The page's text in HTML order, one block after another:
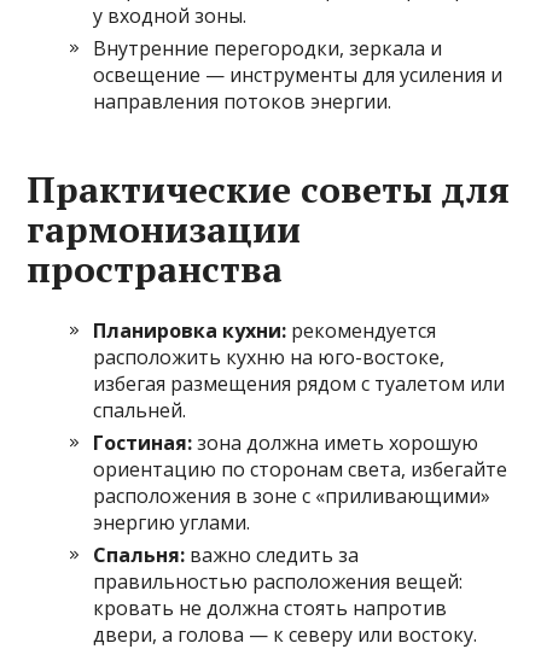
у входной зоны.
Внутренние перегородки, зеркала и
освещение — инструменты для усиления и
направления потоков энергии.
Практические советы для
гармонизации
пространства
Планировка кухни: рекомендуется
расположить кухню на юго-востоке,
избегая размещения рядом с туалетом или
спальней.
Гостиная:зона должна иметь хорошую
ориентацию по сторонам света, избегайте
расположения в зоне с «приливающими»
энергию углами.
Спальня: важно следить за
правильностью расположения вещей:
кровать не должна стоять напротив
двери, а голова — к северу или востоку.